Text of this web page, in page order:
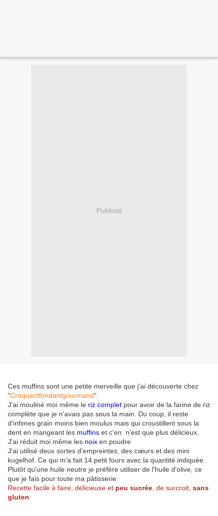
Publicité
Ces muffins sont une petite merveille que j'ai découverte chez
"Croquantfondantgourmand".
J'ai mouliné moi même le riz complet pour avoir de la farine de riz
complète que je n'avais pas sous la main. Du coup, il reste
d'infimes grain moins bien moulus mais qui croustillent sous la
dent en mangeant les muffins et c'en n'est que plus délicieux.
J'ai réduit moi même les noix en poudre
J'ai utilisé deux sortes d'empreintes, des cœurs et des mini
kugelhof. Ce qui m'a fait 14 petit fours avec la quantité indiquée.
Plutôt qu'une huile neutre je préfère utiliser de l'huile d'olive, ce
que je fais pour toute ma pâtisserie
Recette facile à faire, délicieuse et peu sucrée , de surcroit, sans
gluten